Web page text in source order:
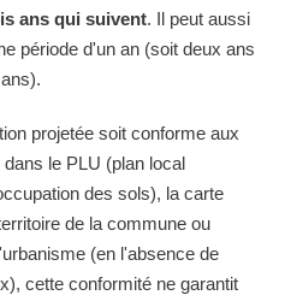
ans qui suivent. Il peut aussi
période d'un an (soit deux ans
projetée soit conforme aux
le PLU (plan local
des sols), la carte
de la commune ou
(en l'absence de
cette conformité ne garantit